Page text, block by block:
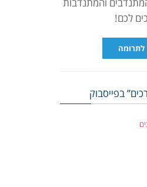
לכם!
לתרומה
בפייסבוק